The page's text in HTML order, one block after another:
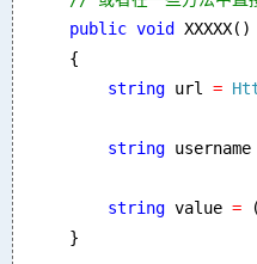
public void XXXXX()
    {
string url =
string username
string value = (
    }